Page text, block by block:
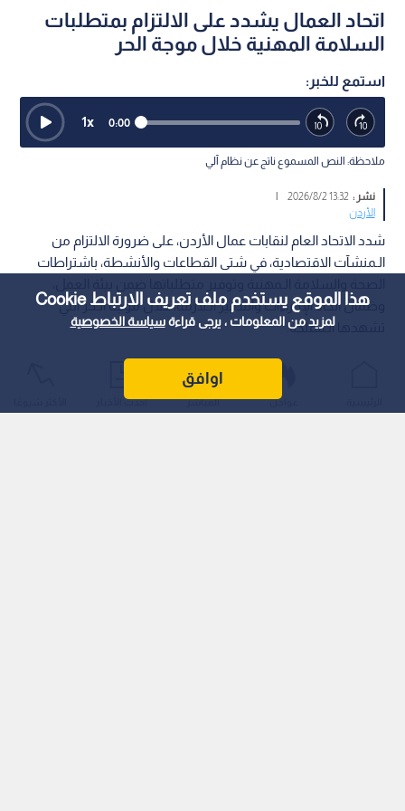
هذا الموقع يستخدم ملف تعريف الارتباط Cookie
لمزيد من المعلومات ، يرجى قراءةسياسة الخصوصية
اوافق
اتحاد العمال يشدد على الالتزام بمتطلبات
السلامة المهنية خلال موجة الحر
استمع للخبر:
0:00
1x
ملاحظة: النص المسموع ناتج عن نظام آلي
نشر :13:32 2026/8/2
الأردن
شدد الاتحاد العام لنقابات عمال الأردن، على ضرورة الالتزام من
الـمنشآت الاقتصادية، في شتى القطاعات والأنشطة، باشتراطات
وضمان اتخاذ الإجراءات والتدابير الـلازمة، خلال موجة الـحر التي
تشهدها الـمملكة.
عواجل المباشر أحدث الأخبار